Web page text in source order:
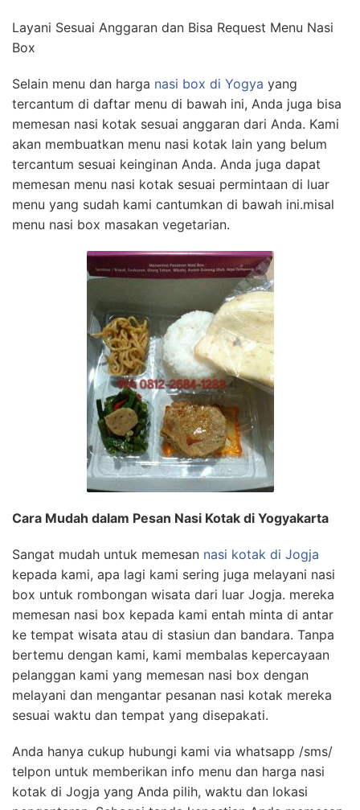
Layani Sesuai Anggaran dan Bisa Request Menu Nasi
Box
Selain menu dan harga nasi box di Yogya yang
tercantum di daftar menu di bawah ini, Anda juga bisa
memesan nasi kotak sesuai anggaran dari Anda. Kami
akan membuatkan menu nasi kotak lain yang belum
tercantum sesuai keinginan Anda. Anda juga dapat
memesan menu nasi kotak sesuai permintaan di luar
menu yang sudah kami cantumkan di bawah ini.misal
menu nasi box masakan vegetarian.
Cara Mudah dalam Pesan Nasi Kotak di Yogyakarta
Sangat mudah untuk memesan nasi kotak di Jogja
kepada kami, apa lagi kami sering juga melayani nasi
box untuk rombongan wisata dari luar Jogja. mereka
memesan nasi box kepada kami entah minta di antar
ke tempat wisata atau di stasiun dan bandara. Tanpa
bertemu dengan kami, kami membalas kepercayaan
pelanggan kami yang memesan nasi box dengan
melayani dan mengantar pesanan nasi kotak mereka
sesuai waktu dan tempat yang disepakati.
Anda hanya cukup hubungi kami via whatsapp /sms/
telpon untuk memberikan info menu dan harga nasi
kotak di Jogja yang Anda pilih, waktu dan lokasi